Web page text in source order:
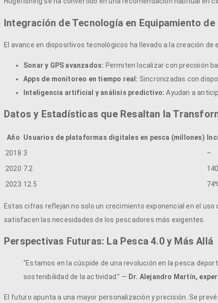
Integración de Tecnología en Equipamiento de
El avance en dispositivos tecnológicos ha llevado a la creación
Sonar y GPS avanzados: Permiten localizar con precisión
Apps de monitoreo en tiempo real: Sincronizadas con
Inteligencia artificial y análisis predictivo: Ayudan a
Datos y Estadísticas que Resaltan la
Año Usuarios de plataformas digitales en pesca (millones)
2018 3
–
2020 7.2
2023 12.5
Estas cifras reflejan no solo un crecimiento exponencial en el
satisfacen las necesidades de los pescadores más exigentes.
Perspectivas Futuras: La Pesca 4.0 y Más Allá
“Estamos en la cúspide de una revolución en la pesca
sostenibilidad de la actividad.” — Dr. Alejandro Martín,
El futuro apunta a una mayor personalización y precisión. Se